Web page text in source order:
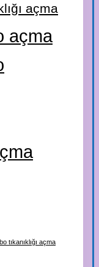
açma
açma
tıkanıklığı açma